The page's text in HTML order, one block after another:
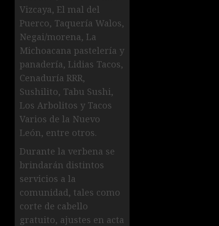
Vizcaya, El mal del
Puerco, Taquería Walos,
Negai/morena, La
Michoacana pastelería y
panadería, Lidias Tacos,
Cenaduría RRR,
Sushilito, Tabu Sushi,
Los Arbolitos y Tacos
Varios de la Nuevo
León, entre otros.
Durante la verbena se
brindarán distintos
servicios a la
comunidad, tales como
corte de cabello
gratuito, ajustes en acta